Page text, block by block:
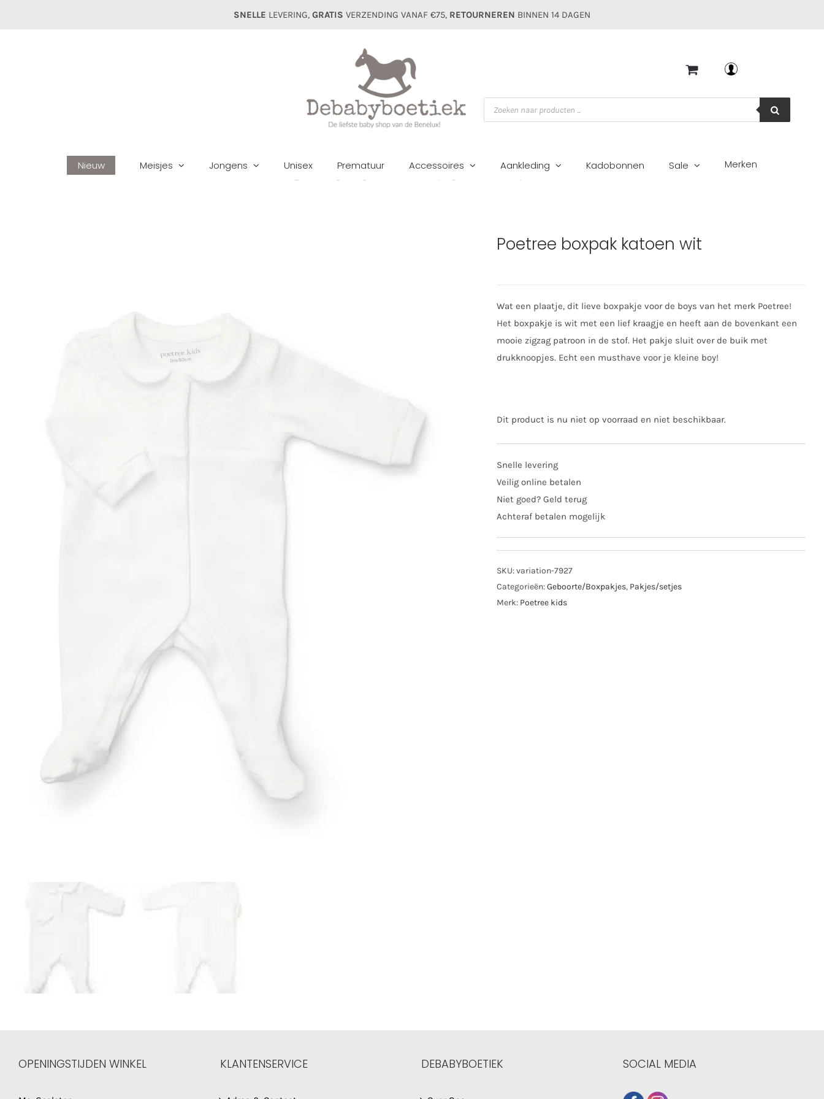
SNELLE LEVERING, GRATIS VERZENDING VANAF €75, RETOURNEREN BINNEN 14 DAGEN
Producten
zoeken
Nieuw Meisjes Jongens Unisex Prematuur Accessoires Aankleding Kadobonnen Sale Merken
Poetree boxpak katoen wit
Wat een plaatje, dit lieve boxpakje voor de boys van het merk Poetree!
Het boxpakje is wit met een lief kraagje en heeft aan de bovenkant een
mooie zigzag patroon in de stof. Het pakje sluit over de buik met
drukknoopjes. Echt een musthave voor je kleine boy!
Dit product is nu niet op voorraad en niet beschikbaar.
Snelle levering
Veilig online betalen
Niet goed? Geld terug
Achteraf betalen mogelijk
SKU:variation-7927
Categorieën:Geboorte/Boxpakjes, Pakjes/setjes
Merk: Poetree kids
OPENINGSTIJDEN WINKEL KLANTENSERVICE DEBABYBOETIEK SOCIAL MEDIA